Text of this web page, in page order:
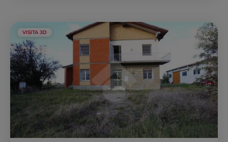
VISITA 3D